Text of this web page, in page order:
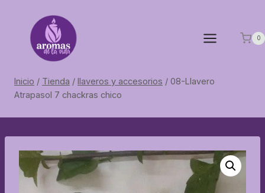
contenido
0
Inicio / Tienda / llaveros y accesorios / 08-Llavero
Atrapasol 7 chackras chico